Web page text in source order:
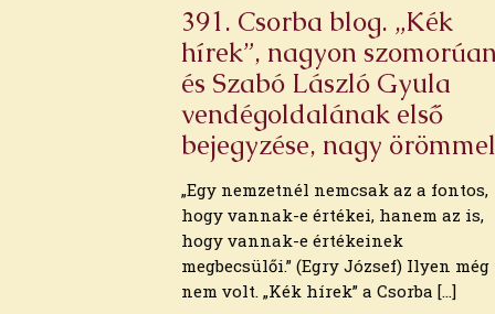
391. Csorba blog. „Kék
hírek”, nagyon szomorúan
és Szabó László Gyula
vendégoldalának első
bejegyzése, nagy örömmel
„Egy nemzetnél nemcsak az a fontos,
hogy vannak-e értékei, hanem az is,
hogy vannak-e értékeinek
megbecsülői.” (Egry József) Ilyen még
nem volt. „Kék hírek” a Csorba […]
2023. december
2023. november
2023. október
2023. szeptember
2023. augusztus
2023. július
2023. június
2023. május
2023. április
2023. március
2023. február
2023. január